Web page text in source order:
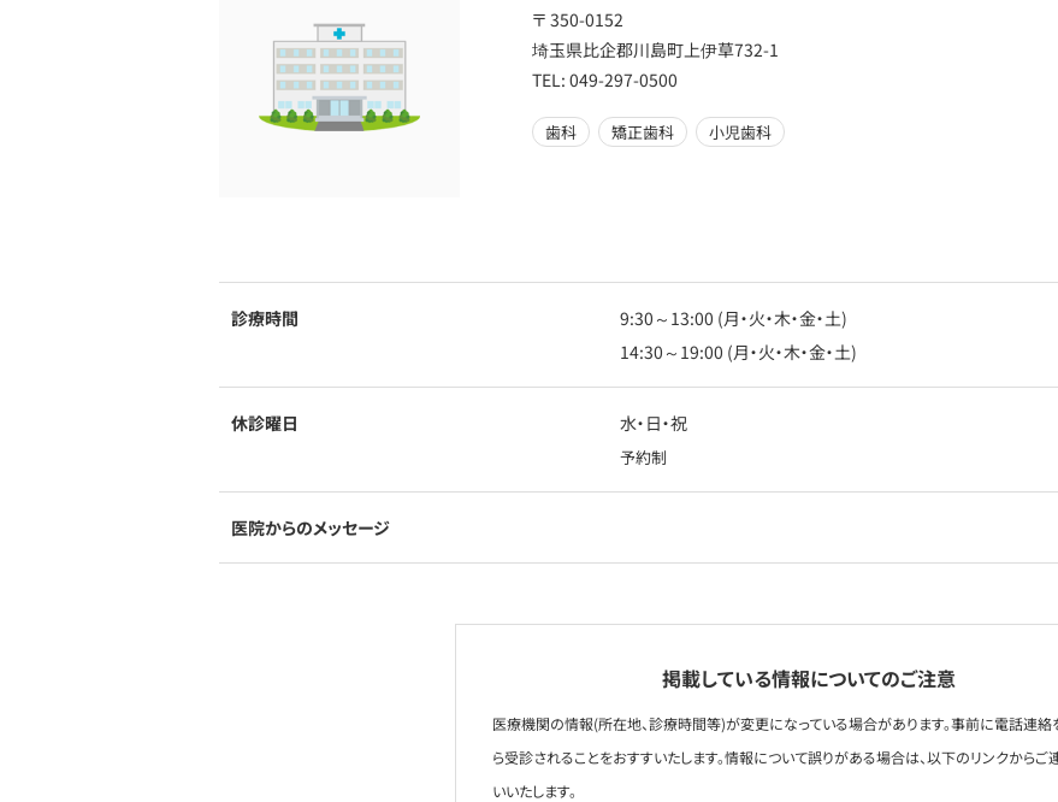
〒 350-0152
埼玉県比企郡川島町上伊草732-1
TEL: 049-297-0500
歯科 矯正歯科 小児歯科
診療時間
9:30～13:00 (月・火・木・金・土)
14:30～19:00 (月・火・木・金・土)
休診曜日 水・日・祝
予約制
医院からのメッセージ
掲載している情報についてのご注意
医療機関の情報(所在地、診療時間等)が変更になっている場合があります。事前に電話連絡
ら受診されることをおすすいたします。情報について誤りがある場合は、以下のリンクからご
いいたします。